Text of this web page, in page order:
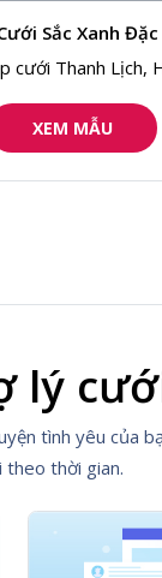
Thanh Lịch
Xanh
cưới Thanh Lịch,
XEM MẪU
tình yêu của
thời gian.